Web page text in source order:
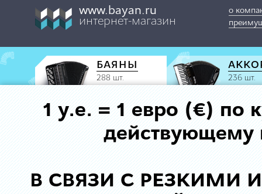
www.bayan.ru
интернет-магазин
о
БАЯНЫ
288 шт. 236 шт.
1 у.е. = 1 евро (€) по
действующему
В СВЯЗИ С РЕЗКИМИ